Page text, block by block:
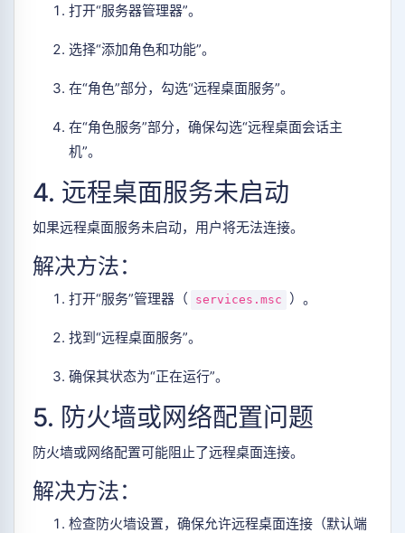
打开“服务器管理器”。
选择“添加角色和功能”。
在“角色”部分，勾选“远程桌面服务”。
在“角色服务”部分，确保勾选“远程桌面会话主
机”。
4. 远程桌面服务未启动
如果远程桌面服务未启动，用户将无法连接。
解决方法：
打开“服务”管理器（ services.msc ）。
找到“远程桌面服务”。
确保其状态为“正在运行”。
5. 防火墙或网络配置问题
防火墙或网络配置可能阻止了远程桌面连接。
解决方法：
检查防火墙设置，确保允许远程桌面连接（默认端